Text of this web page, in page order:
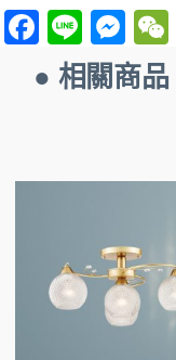
F
a
ce
Li
n
e
M
es
se
● 相關商品